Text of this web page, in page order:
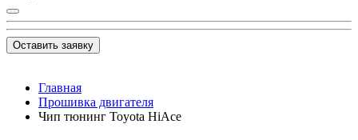
Оставить заявку
Главная
Прошивка двигателя
Чип тюнинг Toyota HiAce